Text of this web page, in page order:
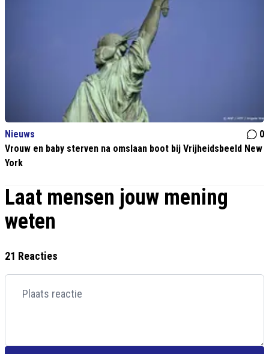
Nieuws
0
Vrouw en baby sterven na omslaan boot bij Vrijheidsbeeld New
York
Laat mensen jouw mening
weten
21 Reacties